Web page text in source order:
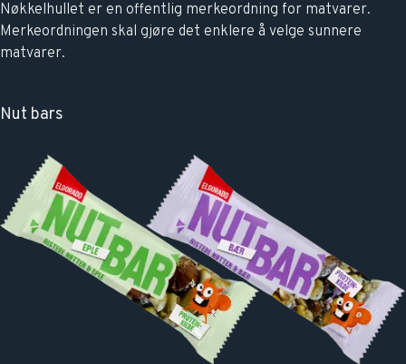
Nøkkelhullet er en offentlig merkeordning for matvarer.
Merkeordningen skal gjøre det enklere å velge sunnere
matvarer.
Nut bars